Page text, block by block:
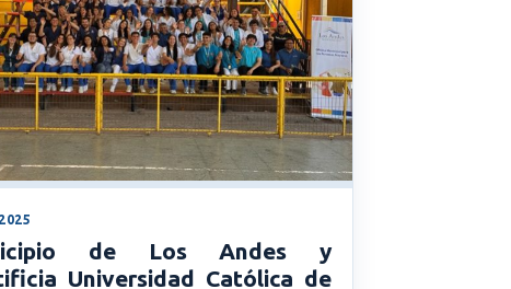
de Los Andes y
Universidad Católica de